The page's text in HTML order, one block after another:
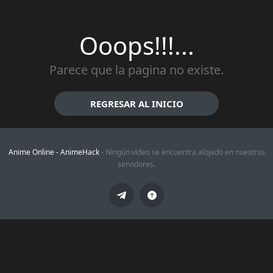
Ooops!!!...
Parece que la pagina no existe.
REGRESAR AL INICIO
Anime Online -AnimeHack- Ningún vídeo se encuentra alojado en nuestros
servidores.